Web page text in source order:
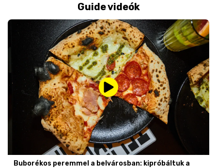
Guide videók
Buborékos peremmel a belvárosban: kipróbáltuk a